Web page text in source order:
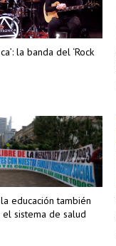
la banda del ‘Rock
educación también
sistema de salud